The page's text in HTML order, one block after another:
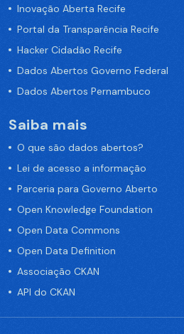
Inovação Aberta Recife
Portal da Transparência Recife
Hacker Cidadão Recife
Dados Abertos Governo Federal
Dados Abertos Pernambuco
Saiba mais
O que são dados abertos?
Lei de acesso a informação
Parceria para Governo Aberto
Open Knowledge Foundation
Open Data Commons
Open Data Definition
Associação CKAN
API do CKAN